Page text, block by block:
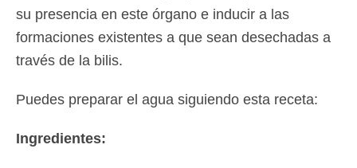
su presencia en este órgano e inducir a las
formaciones existentes a que sean desechadas a
través de la bilis.
Puedes preparar el agua siguiendo esta receta:
Ingredientes: